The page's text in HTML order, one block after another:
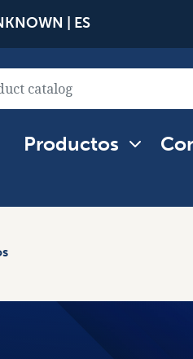
| ES
Productos